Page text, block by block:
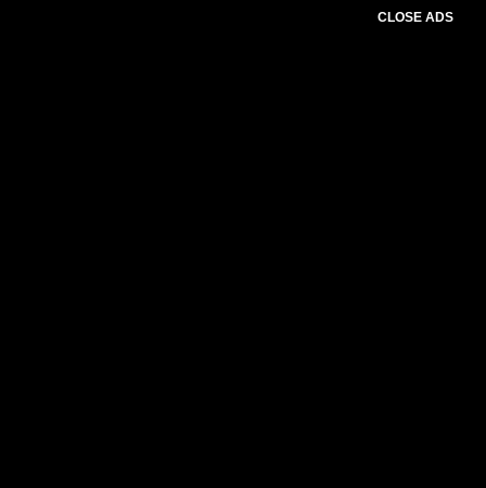
CLOSE ADS